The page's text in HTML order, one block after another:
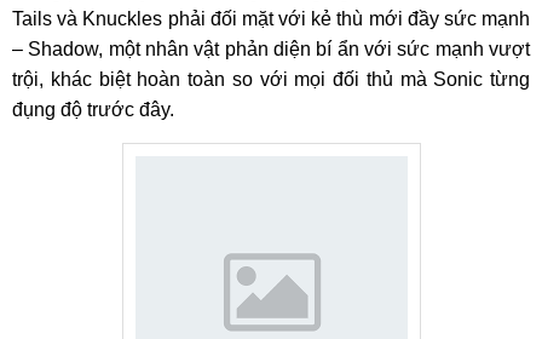
Tails và Knuckles phải đối mặt với kẻ thù mới đầy sức mạnh
– Shadow, một nhân vật phản diện bí ẩn với sức mạnh vượt
trội, khác biệt hoàn toàn so với mọi đối thủ mà Sonic từng
đụng độ trước đây.